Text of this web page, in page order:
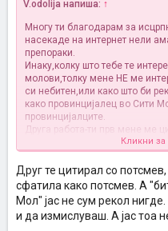
V.odolija напиша: ↑
Многу ти благодарам за
насекаде на интернет нели
препораки.
Инаку,колку што тебе те
молови,толку мене НЕ ме
си небитен,или како што би
како провинцијалец во Сити
провинцијалците.
Друга работа-ти прв мене ме
излезеш фраер,а потоа ми
да помагаме,ама изгледа не
цитираат.
Кликни
Друг те цитирал со
сфатила како потсмев. А
Мол" јас не сум рекол
и да измислуваш. А јас тоа